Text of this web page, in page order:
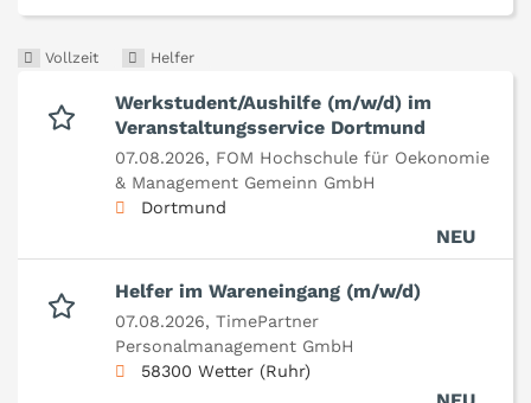
Vollzeit Helfer
Werkstudent/Aushilfe (m/w/d) im
Veranstaltungsservice Dortmund
07.08.2026, FOM Hochschule für Oekonomie
& Management Gemeinn GmbH
Dortmund
NEU
Helfer im Wareneingang (m/w/d)
07.08.2026, TimePartner
Personalmanagement GmbH
58300 Wetter (Ruhr)